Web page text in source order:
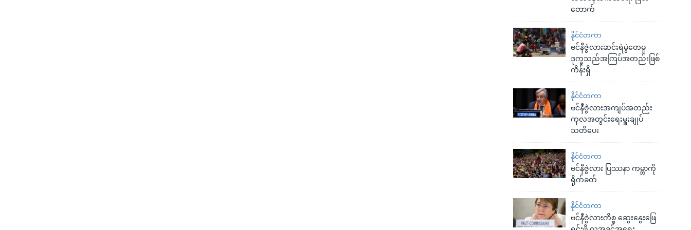
တောက်
နိုင်ငံတကာ
ဗင်နီဇွဲလားဆင်းရဲမွဲတေမှု
ဒုက္ခသည်အကြပ်အတည်းဖြစ်
ကိန်းရှိ
နိုင်ငံတကာ
ဗင်နီဇွဲလားအကျပ်အတည်း
ကုလအတွင်းရေးမှူးချုပ်
သတိပေး
နိုင်ငံတကာ
ဗင်နီဇွဲလား ပြဿနာ ကမ္ဘာကို
ရိုက်ခတ်
နိုင်ငံတကာ
ဗင်နီဇွဲလားကိစ္စ ဆွေးနွေးဖြေ